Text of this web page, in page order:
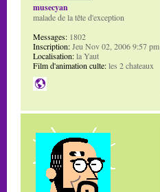
musecyan
malade de la tête d'exception
Messages: 1802
Inscription:Jeu Nov 02, 2006 9:57 pm
Localisation:la Yaut
Film d'animation culte:les 2 chateaux